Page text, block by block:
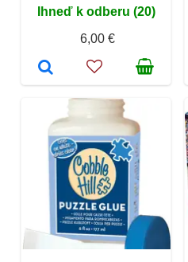
Ihneď k odberu (20)
6,00 €